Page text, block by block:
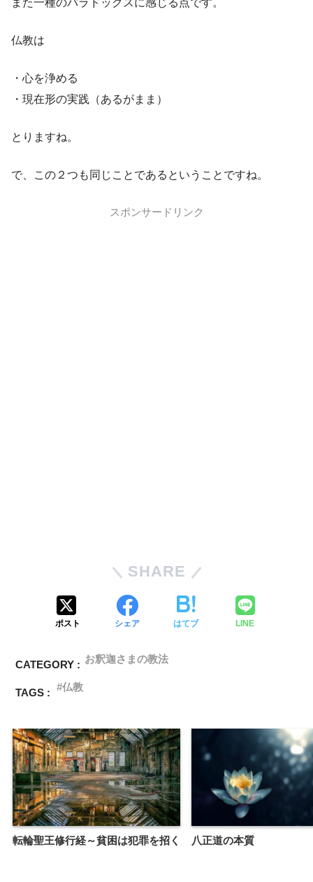
仏教は
・心を浄める
・現在形の実践（あるがまま）
とりますね。
で、この２つも同じことであるということですね。
スポンサードリンク
SHARE
ポスト シェア はてブ LINE
CATEGORY : お釈迦さまの教法
TAGS : 仏教
転輪聖王修行経～貧困は犯罪を招く 八正道の本質